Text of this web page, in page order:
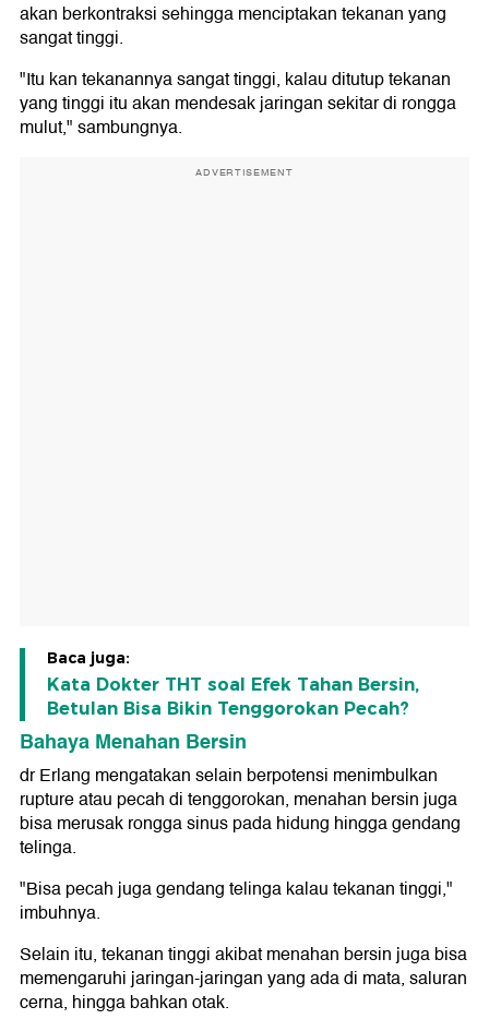
akan berkontraksi sehingga menciptakan tekanan yang
sangat tinggi.
"Itu kan tekanannya sangat tinggi, kalau ditutup tekanan
yang tinggi itu akan mendesak jaringan sekitar di rongga
mulut," sambungnya.
ADVERTISEMENT
Baca juga:
Kata Dokter THT soal Efek Tahan Bersin,
Betulan Bisa Bikin Tenggorokan Pecah?
Bahaya Menahan Bersin
dr Erlang mengatakan selain berpotensi menimbulkan
rupture atau pecah di tenggorokan, menahan bersin juga
bisa merusak rongga sinus pada hidung hingga gendang
telinga.
"Bisa pecah juga gendang telinga kalau tekanan tinggi,"
imbuhnya.
Selain itu, tekanan tinggi akibat menahan bersin juga bisa
memengaruhi jaringan-jaringan yang ada di mata, saluran
cerna, hingga bahkan otak.